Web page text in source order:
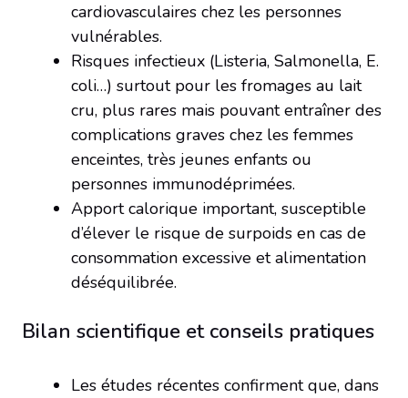
cardiovasculaires chez les personnes
vulnérables.
Risques infectieux (Listeria, Salmonella, E.
coli…) surtout pour les fromages au lait
cru, plus rares mais pouvant entraîner des
complications graves chez les femmes
enceintes, très jeunes enfants ou
personnes immunodéprimées.
Apport calorique important, susceptible
d’élever le risque de surpoids en cas de
consommation excessive et alimentation
déséquilibrée.
Bilan scientifique et conseils pratiques
Les études récentes confirment que, dans